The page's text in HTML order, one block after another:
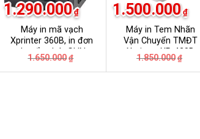
Máy in mã vạch
Xprinter 360B, in đơn
chuyển phát GHN,
GHTK, Viettel Post,
VNpost, Best, J&T
1.650.000 ₫
là:
1.290.000 ₫
tại
Máy in Tem Nhãn
Vận Chuyển TMĐT
Xprinter XP-420B
1.850.000 ₫
là:
1.500.000 ₫
tại